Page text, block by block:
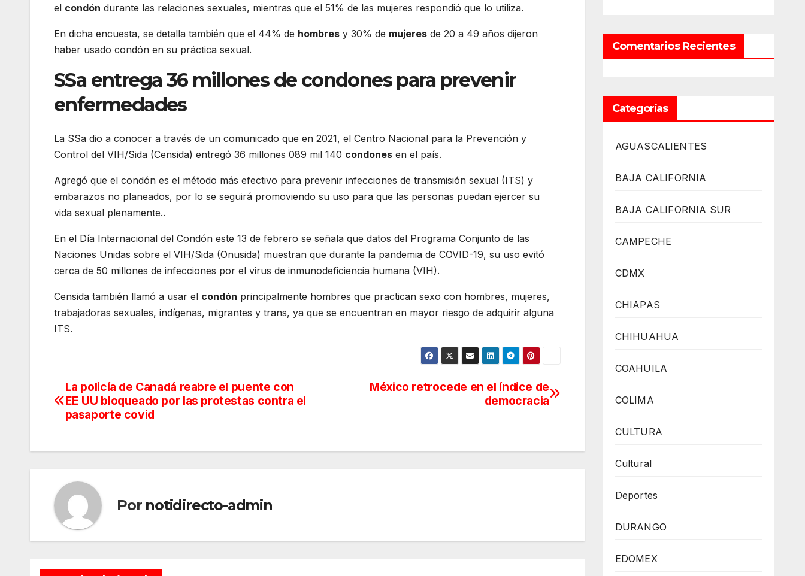
el condón durante las relaciones sexuales, mientras que el 51% de las mujeres respondió que lo utiliza.
En dicha encuesta, se detalla también que el 44% de hombres y 30% de mujeres de 20 a 49 años dijeron
haber usado condón en su práctica sexual.
SSa entrega 36 millones de condones para prevenir
enfermedades
La SSa dio a conocer a través de un comunicado que en 2021, el Centro Nacional para la Prevención y
Control del VIH/Sida (Censida) entregó 36 millones 089 mil 140 condones en el país.
Agregó que el condón es el método más efectivo para prevenir infecciones de transmisión sexual (ITS) y
embarazos no planeados, por lo se seguirá promoviendo su uso para que las personas puedan ejercer su
vida sexual plenamente..
En el Día Internacional del Condón este 13 de febrero se señala que datos del Programa Conjunto de las
Naciones Unidas sobre el VIH/Sida (Onusida) muestran que durante la pandemia de COVID-19, su uso evitó
cerca de 50 millones de infecciones por el virus de inmunodeficiencia humana (VIH).
Censida también llamó a usar el condón principalmente hombres que practican sexo con hombres, mujeres,
trabajadoras sexuales, indígenas, migrantes y trans, ya que se encuentran en mayor riesgo de adquirir alguna
ITS.
Navegación
de
México retrocede en el índice de
democracia
La policía de Canadá reabre el puente con
EE UU bloqueado por las protestas contra el
pasaporte covid
Por notidirecto-admin
Comentarios Recientes
Categorías
AGUASCALIENTES
BAJA CALIFORNIA
BAJA CALIFORNIA SUR
CAMPECHE
CDMX
CHIAPAS
CHIHUAHUA
COAHUILA
COLIMA
CULTURA
Cultural
Deportes
DURANGO
EDOMEX